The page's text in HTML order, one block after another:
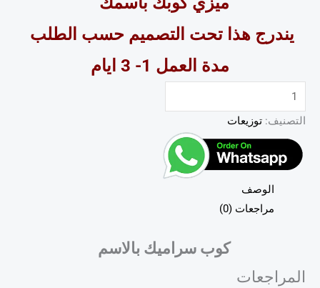
يندرج هذا تحت التصميم حسب الطلب
مدة العمل 1- 3 ايام
التصنيف: توزيعات
الوصف
مراجعات (0)
كوب سراميك بالاسم
المراجعات